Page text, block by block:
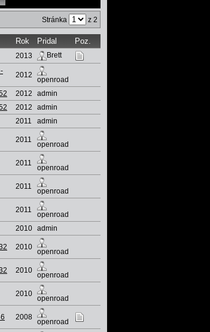
Stránka z 2
Rok Pridal Poz.
2013 Brett
2012
openroad
2012
admin
2012
admin
2011 admin
2011
openroad
2011
openroad
2011
openroad
2011
openroad
2010 admin
2010
openroad
2010
openroad
2010
openroad
2008
openroad